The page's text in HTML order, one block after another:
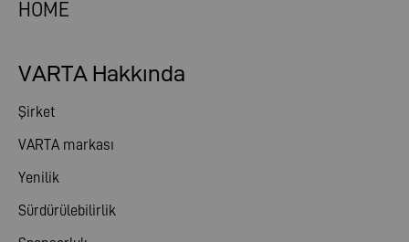
HOME
VARTA Hakkında
Şirket
VARTA markası
Yenilik
Sürdürülebilirlik